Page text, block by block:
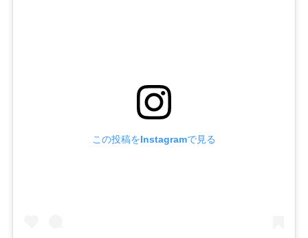
この投稿をInstagramで見る